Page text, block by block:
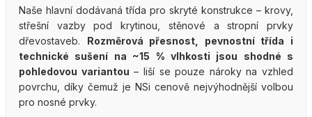
Naše hlavní dodávaná třída pro skryté konstrukce – krovy,
střešní vazby pod krytinou, stěnové a stropní prvky
dřevostaveb. Rozměrová přesnost, pevnostní třída i
technické sušení na ~15 % vlhkosti jsou shodné s
pohledovou variantou – liší se pouze nároky na vzhled
povrchu, díky čemuž je NSi cenově nejvýhodnější volbou
pro nosné prvky.